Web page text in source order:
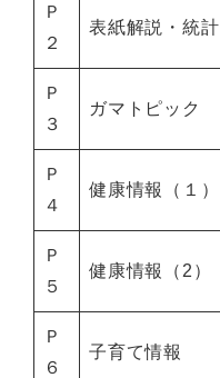
Ｐ
２
表紙解説・統計
Ｐ
３
ガマトピック
Ｐ
４
健康情報（１）
Ｐ
５
健康情報（2）
Ｐ
６
子育て情報